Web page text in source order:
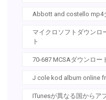
Abbott and costello mp4
マイクロソフトダウンロ
ト
70-687 MCSAダウンロー
J cole kod album online
ITunesが異なる国からア